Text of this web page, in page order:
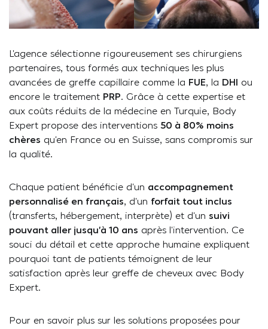
L’agence sélectionne rigoureusement ses chirurgiens
partenaires, tous formés aux techniques les plus
avancées de greffe capillaire comme la FUE, la DHI ou
encore le traitement PRP. Grâce à cette expertise et
aux coûts réduits de la médecine en Turquie, Body
Expert propose des interventions 50 à 80% moins
chères qu’en France ou en Suisse, sans compromis sur
la qualité.
Chaque patient bénéficie d’un accompagnement
personnalisé en français, d’un forfait tout inclus
(transferts, hébergement, interprète) et d’un suivi
pouvant aller jusqu’à 10 ans après l’intervention. Ce
souci du détail et cette approche humaine expliquent
pourquoi tant de patients témoignent de leur
satisfaction après leur greffe de cheveux avec Body
Expert.
Pour en savoir plus sur les solutions proposées pour